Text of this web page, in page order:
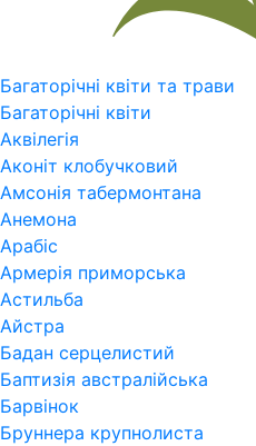
Багаторічні квіти та трави
Багаторічні квіти
Аквілегія
Аконіт клобучковий
Амсонія табермонтана
Анемона
Арабіс
Армерія приморська
Астильба
Айстра
Бадан серцелистий
Баптизія австралійська
Барвінок
Бруннера крупнолиста